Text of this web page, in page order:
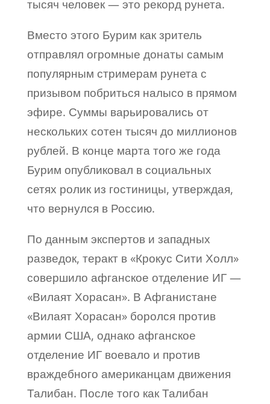
тысяч человек — это рекорд рунета.
Вместо этого Бурим как зритель
отправлял огромные донаты самым
популярным стримерам рунета с
призывом побриться налысо в прямом
эфире. Суммы варьировались от
нескольких сотен тысяч до миллионов
рублей. В конце марта того же года
Бурим опубликовал в социальных
сетях ролик из гостиницы, утверждая,
что вернулся в Россию.
По данным экспертов и западных
разведок, теракт в «Крокус Сити Холл»
совершило афганское отделение ИГ —
«Вилаят Хорасан». В Афганистане
«Вилаят Хорасан» боролся против
армии США, однако афганское
отделение ИГ воевало и против
враждебного американцам движения
Талибан. После того как Талибан